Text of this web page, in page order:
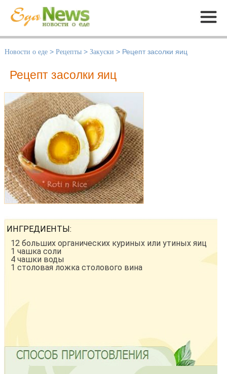
Меню
Новости о еде > Рецепты > Закуски > Рецепт засолки яиц
Рецепт засолки яиц
ИНГРЕДИЕНТЫ:
12 больших органических куриных или утиных яиц
1 чашка соли
4 чашки воды
1 столовая ложка столового вина